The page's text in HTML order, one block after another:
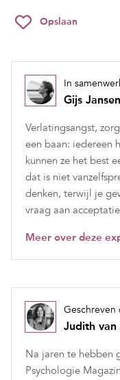
Opslaan
In
Gijs Jansen
Verlatingsangst,
een baan: iedereen
kunnen ze het best
dat is niet
denken, terwijl je
vraag aan
Meer over deze
Geschreven
Judith van
Na jaren te hebben
Psychologie